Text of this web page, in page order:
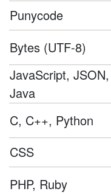
Punycode
Bytes (UTF-8)
JavaScript, JSON,
Java
C, C++, Python
CSS
PHP, Ruby